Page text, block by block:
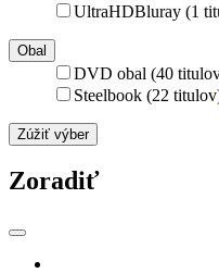
UltraHDBluray (1
Obal
DVD obal (40
Steelbook (22
Zúžiť výber
Zoradiť